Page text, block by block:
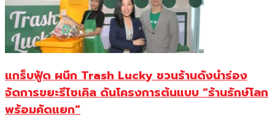
แกร็บฟู้ด ผนึก Trash Lucky ชวนร้านดังนำร่อง
จัดการขยะรีไซเคิล ดันโครงการต้นแบบ “ร้านรักษ์โลก
พร้อมคัดแยก”